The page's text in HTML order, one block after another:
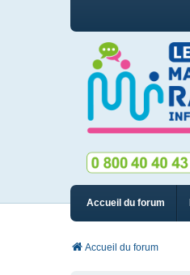
Accueil du forum
Accueil du forum